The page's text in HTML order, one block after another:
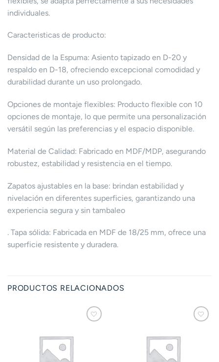
individuales.
Caracteristicas de producto:
Densidad de la Espuma: Asiento tapizado en D-20 y
respaldo en D-18, ofreciendo excepcional comodidad y
durabilidad durante un uso prolongado.
Opciones de montaje flexibles: Producto flexible con 10
opciones de montaje, lo que permite una personalización
versátil según las preferencias y el espacio disponible.
Material de Calidad: Fabricado en MDF/MDP, asegurando
robustez, estabilidad y resistencia en el tiempo.
Zapatos ajustables en la base: brindan estabilidad y
nivelación en diferentes superficies, garantizando una
experiencia segura y sin tambaleo
. Tapa sólida: Fabricada en MDF de 18/25 mm, ofrece una
superficie resistente y duradera.
PRODUCTOS RELACIONADOS